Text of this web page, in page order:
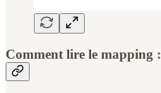
Comment lire le mapping :